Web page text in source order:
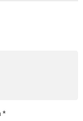
*